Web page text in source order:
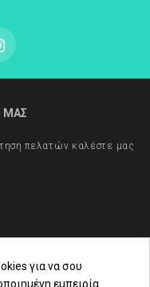
ΜΑΣ
πελατών καλέστε μας
για να σου
εμπειρία